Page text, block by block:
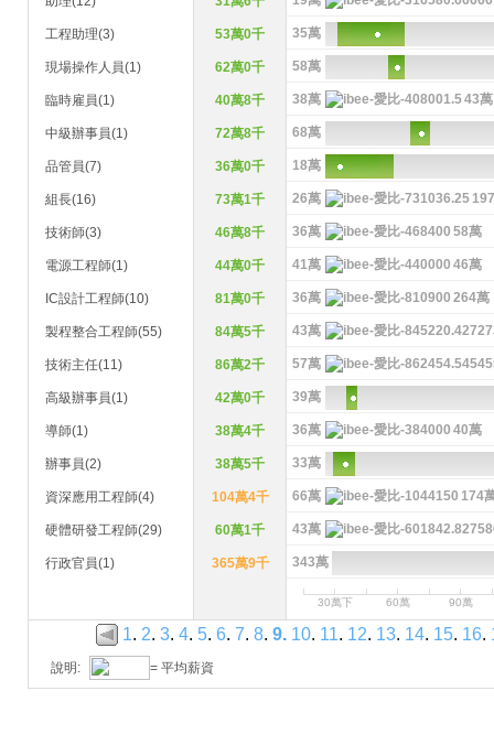
工程助理(3) 53萬0千 35萬
現場操作人員(1) 62萬0千 58萬
臨時雇員(1) 40萬8千 38萬 43萬
中級辦事員(1) 72萬8千 68萬
品管員(7) 36萬0千 18萬
組長(16) 73萬1千 26萬
技術師(3) 46萬8千 36萬 58萬
電源工程師(1) 44萬0千 41萬 46萬
IC設計工程師(10) 81萬0千 36萬 264萬
製程整合工程師(55) 84萬5千 43萬
技術主任(11) 86萬2千 57萬
高級辦事員(1) 42萬0千 39萬
導師(1) 38萬4千 36萬 40萬
辦事員(2) 38萬5千 33萬
資深應用工程師(4) 104萬4千 66萬 174
硬體研發工程師(29) 60萬1千 43萬
行政官員(1) 365萬9千 343萬
30萬下 60萬 90萬
1. 2. 3. 4. 5. 6. 7. 8. 9. 10. 11. 12. 13. 14. 15. 16.
說明: = 平均薪資